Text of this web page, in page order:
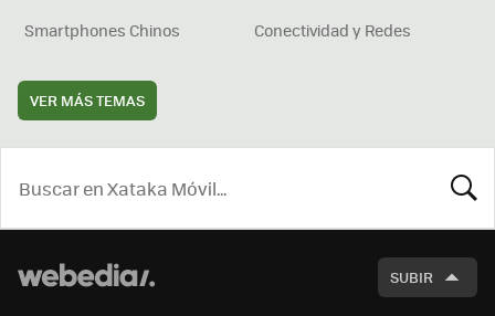
Smartphones Chinos
Conectividad y Redes
VER MÁS TEMAS
SUBIR